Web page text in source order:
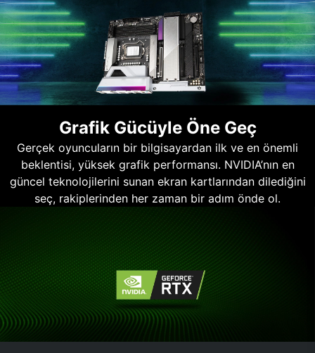
Grafik Gücüyle Öne Geç
Gerçek oyuncuların bir bilgisayardan ilk ve en önemli
beklentisi, yüksek grafik performansı. NVIDIA’nın en
güncel teknolojilerini sunan ekran kartlarından dilediğini
seç, rakiplerinden her zaman bir adım önde ol.